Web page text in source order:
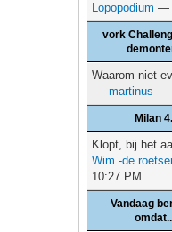
Lopopodium —
vork
Waarom niet
martinus —
Milan
Klopt, bij het
Wim -de
10:27 PM
Vandaag